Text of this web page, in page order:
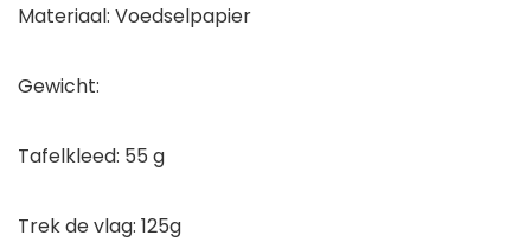
Materiaal: Voedselpapier
Gewicht:
Tafelkleed: 55 g
Trek de vlag: 125g